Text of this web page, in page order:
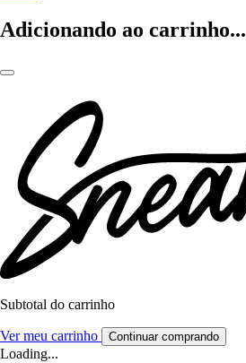
Adicionando ao carrinho...
Subtotal do carrinho
Ver meu carrinho Continuar comprando
Loading...